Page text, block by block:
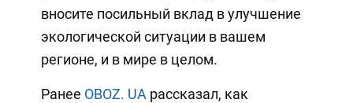
вносите посильный вклад в улучшение
экологической ситуации в вашем
регионе, и в мире в целом.
Ранее OBOZ. UA рассказал, как